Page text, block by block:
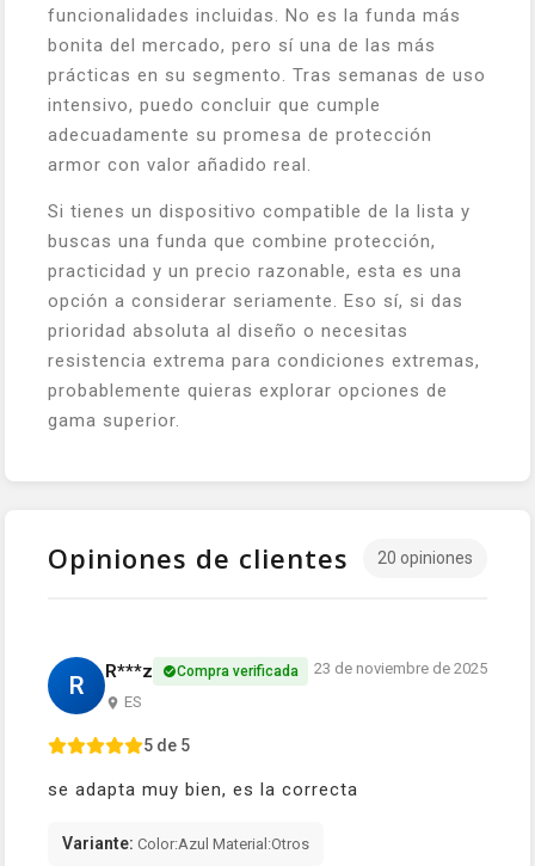
funcionalidades incluidas. No es la funda más
bonita del mercado, pero sí una de las más
prácticas en su segmento. Tras semanas de uso
intensivo, puedo concluir que cumple
adecuadamente su promesa de protección
armor con valor añadido real.
Si tienes un dispositivo compatible de la lista y
buscas una funda que combine protección,
practicidad y un precio razonable, esta es una
opción a considerar seriamente. Eso sí, si das
prioridad absoluta al diseño o necesitas
resistencia extrema para condiciones extremas,
probablemente quieras explorar opciones de
gama superior.
Opiniones de clientes 20 opiniones
R R***z Compra verificada
ES
23 de noviembre de 2025
5 de 5
se adapta muy bien, es la correcta
Variante: Color:Azul Material:Otros